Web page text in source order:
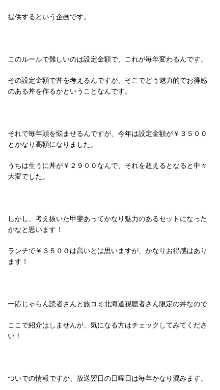
提供するという企画です。
このルールで難しいのは設定金額で、これが毎年変わるんです。
その設定金額で丼を考えるんですが、そこでどう魅力的でお得感
のある丼を作るかということなんです。
それで毎年頭を悩ませるんですが、今年は設定金額が￥３５００
とかなり高額になりました。
うちは生うに丼が￥２９００なんで、それを超えるとなると中々
大変でした。
しかし、考え抜いた甲斐あってかなり魅力のあるセットになった
かなと思います！
ランチで￥３５００は高いとは思いますが、かなりお得感はあり
ます！
一応じゃらん読者さんと旅コミ北海道視聴者さん限定の丼なので
ここで紹介はしませんが、気になる方はチェックしてみてくださ
い！
ついでの情報ですが、放送翌日の日曜日は毎年かなり混みます。